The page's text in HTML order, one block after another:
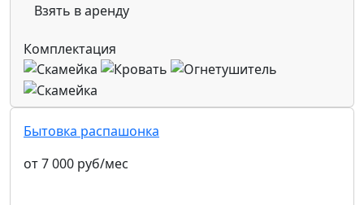
Взять в аренду
Комплектация
Бытовка распашонка
от 7 000 руб/мес